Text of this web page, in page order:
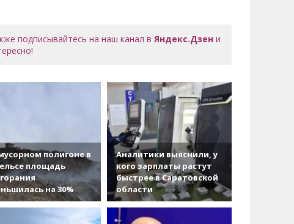
подписывайтесь на наш канал вЯндекс.Дзен и
полигоне в
площадь
на 30%
Аналитики выяснили, у
кого зарплаты растут
быстрее в Саратовской
области